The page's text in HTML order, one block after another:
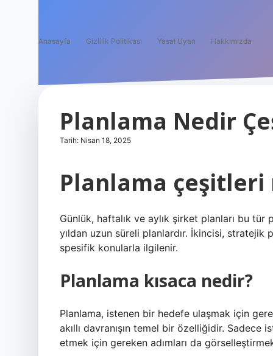
Anasayfa Gizlilik Politikası Yasal Uyarı Hakkımızda
Planlama Nedir
Tarih: Nisan 18, 2025
Planlama
Günlük, haftalık ve aylık şirket planları bu
yıldan uzun süreli planlardır. İkincisi,
spesifik konularla ilgilenir.
Planlama kısaca nedir?
Planlama, istenen bir hedefe ulaşmak için
akıllı davranışın temel bir özelliğidir. Sadece
etmek için gereken adımları da